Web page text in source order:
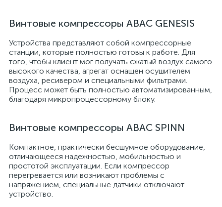
Винтовые компрессоры ABAC GENESIS
Устройства представляют собой компрессорные
станции, которые полностью готовы к работе. Для
того, чтобы клиент мог получать сжатый воздух самого
высокого качества, агрегат оснащен осушителем
воздуха, ресивером и специальными фильтрами.
Процесс может быть полностью автоматизированным,
благодаря микропроцессорному блоку.
Винтовые компрессоры ABAC SPINN
Компактное, практически бесшумное оборудование,
отличающееся надежностью, мобильностью и
простотой эксплуатации. Если компрессор
перегревается или возникают проблемы с
напряжением, специальные датчики отключают
устройство.